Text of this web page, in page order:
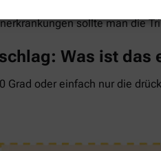
Obst und
sollte man die
Was ist das
oder einfach nur die